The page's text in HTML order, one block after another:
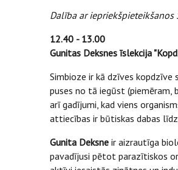
Dalība ar iepriekšpieteikšanos
12.40 - 13.00
Gunitas Deksnes īslekcija
Simbioze ir kā dzīves kopdzīve
puses no tā iegūst (piemēram,
arī gadījumi, kad viens
attiecības ir būtiskas dabas
Gunita Deksne ir aizrautīga
pavadījusi pētot parazītiskos